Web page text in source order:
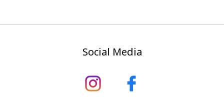
Social Media